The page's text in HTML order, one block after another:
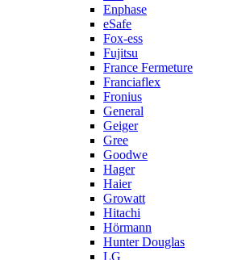
Enphase
eSafe
Fox-ess
Fujitsu
France Fermeture
Franciaflex
Fronius
General
Geiger
Gree
Goodwe
Hager
Haier
Growatt
Hitachi
Hörmann
Hunter Douglas
LG